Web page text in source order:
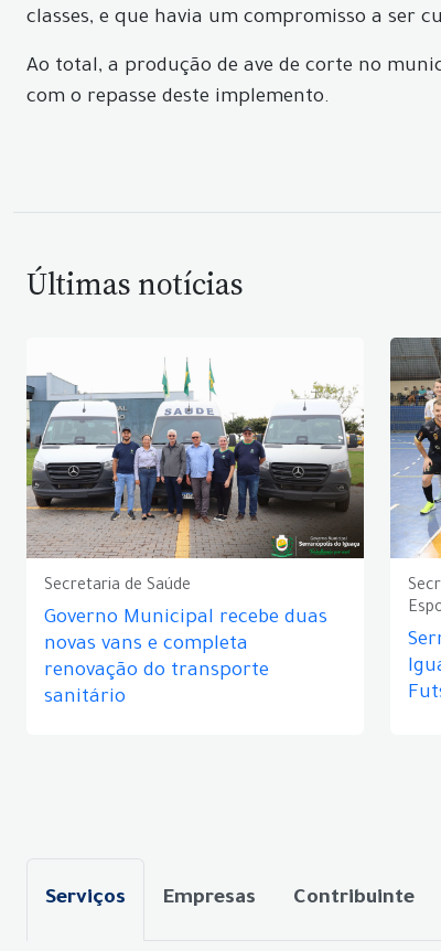
classes, e que havia um compromisso a ser
Ao total, a produção de ave de corte no
com o repasse deste implemento.
Últimas notícias
Secretaria de Saúde
Governo Municipal recebe duas
novas vans e completa
renovação do transporte
sanitário
Serviços Empresas Contribuinte